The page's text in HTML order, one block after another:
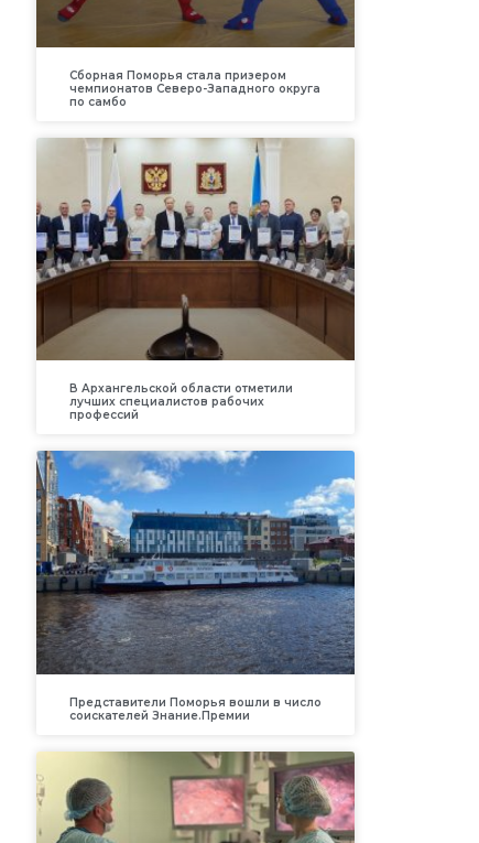
Сборная Поморья стала призером
чемпионатов Северо-Западного округа
по самбо
В Архангельской области отметили
лучших специалистов рабочих
профессий
Представители Поморья вошли в число
соискателей Знание.Премии